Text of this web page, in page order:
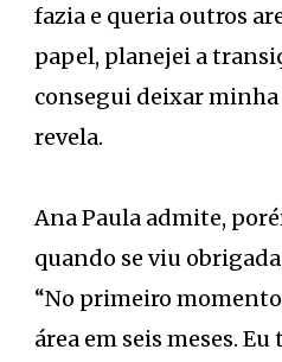
fazia e queria outros
papel, planejei a
consegui deixar minha
revela.
Ana Paula admite,
quando se viu
“No primeiro
área em seis meses.